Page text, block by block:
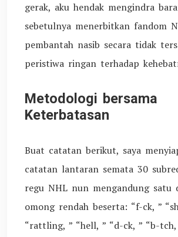
gerak, aku hendak mengindra
sebetulnya menerbitkan fandom
pembantah nasib secara tidak
peristiwa ringan terhadap
Metodologi bersama
Keterbatasan
Buat catatan berikut, saya
catatan lantaran semata 30
regu NHL nun mengandung satu
omong rendah beserta: “f-ck, ”
“rattling, ” “hell, ” “d-ck, ” “b-tch,